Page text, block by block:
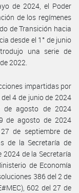
de 2024, el Poder
de los regímenes
de Transición hacia
desde el 1° de junio
una serie de
2022.
impartidas por
4 de junio de 2024
de agosto de 2024
de agosto de 2024
27 de septiembre de
de la Secretaría de
2024 de la Secretaría
de Economía
386 del 2 de
602 del 27 de